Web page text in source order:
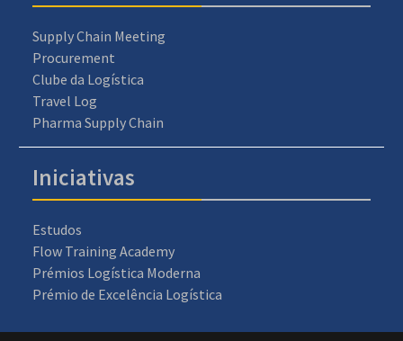
Supply Chain Meeting
Procurement
Clube da Logística
Travel Log
Pharma Supply Chain
Iniciativas
Estudos
Flow Training Academy
Prémios Logística Moderna
Prémio de Excelência Logística